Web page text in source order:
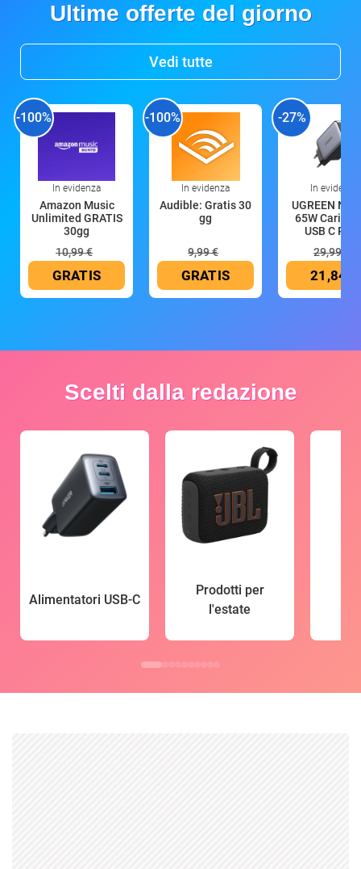
Ultime offerte del giorno
Vedi tutte
-100%
In evidenza
Amazon Music
Unlimited GRATIS
30gg
10,99 €
GRATIS
-100%
In evidenza
Audible: Gratis 30
gg
9,99 €
GRATIS
-27%
In evidenza
UGREEN
65W
USB C
29,99 €
21,84 €
Scelti dalla redazione
Alimentatori USB-C
Prodotti per
l'estate